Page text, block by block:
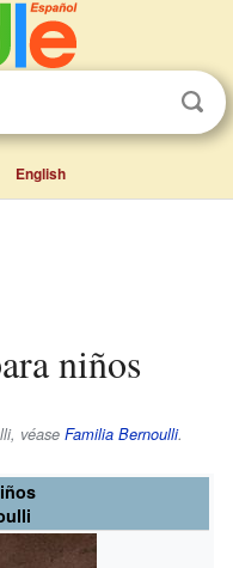
English
niños
véase Familia Bernoulli.